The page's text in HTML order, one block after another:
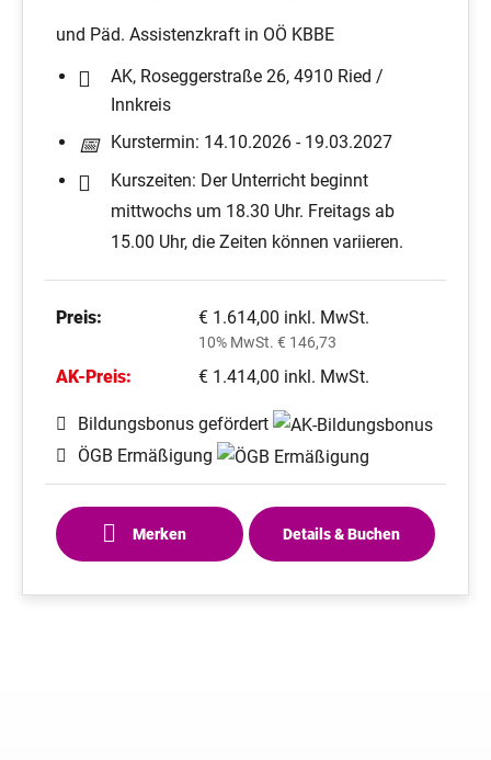
und Päd. Assistenzkraft in OÖ KBBE
AK, Roseggerstraße 26, 4910 Ried /
Innkreis
Kurstermin: 14.10.2026 - 19.03.2027
Kurszeiten: Der Unterricht beginnt
mittwochs um 18.30 Uhr. Freitags ab
15.00 Uhr, die Zeiten können variieren.
Preis: € 1.614,00 inkl. MwSt.
10% MwSt. € 146,73
AK-Preis: € 1.414,00 inkl. MwSt.
Bildungsbonus gefördert
ÖGB Ermäßigung
Merken Details & Buchen